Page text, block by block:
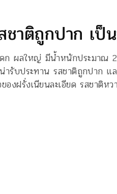
าติถูกปาก เป็
ก ผลใหญ่ มีน้ำหนักประมาณ
รับประทาน รสชาติถูกปาก แ
งฝรั่งเนียนละเอียด รสชาติห